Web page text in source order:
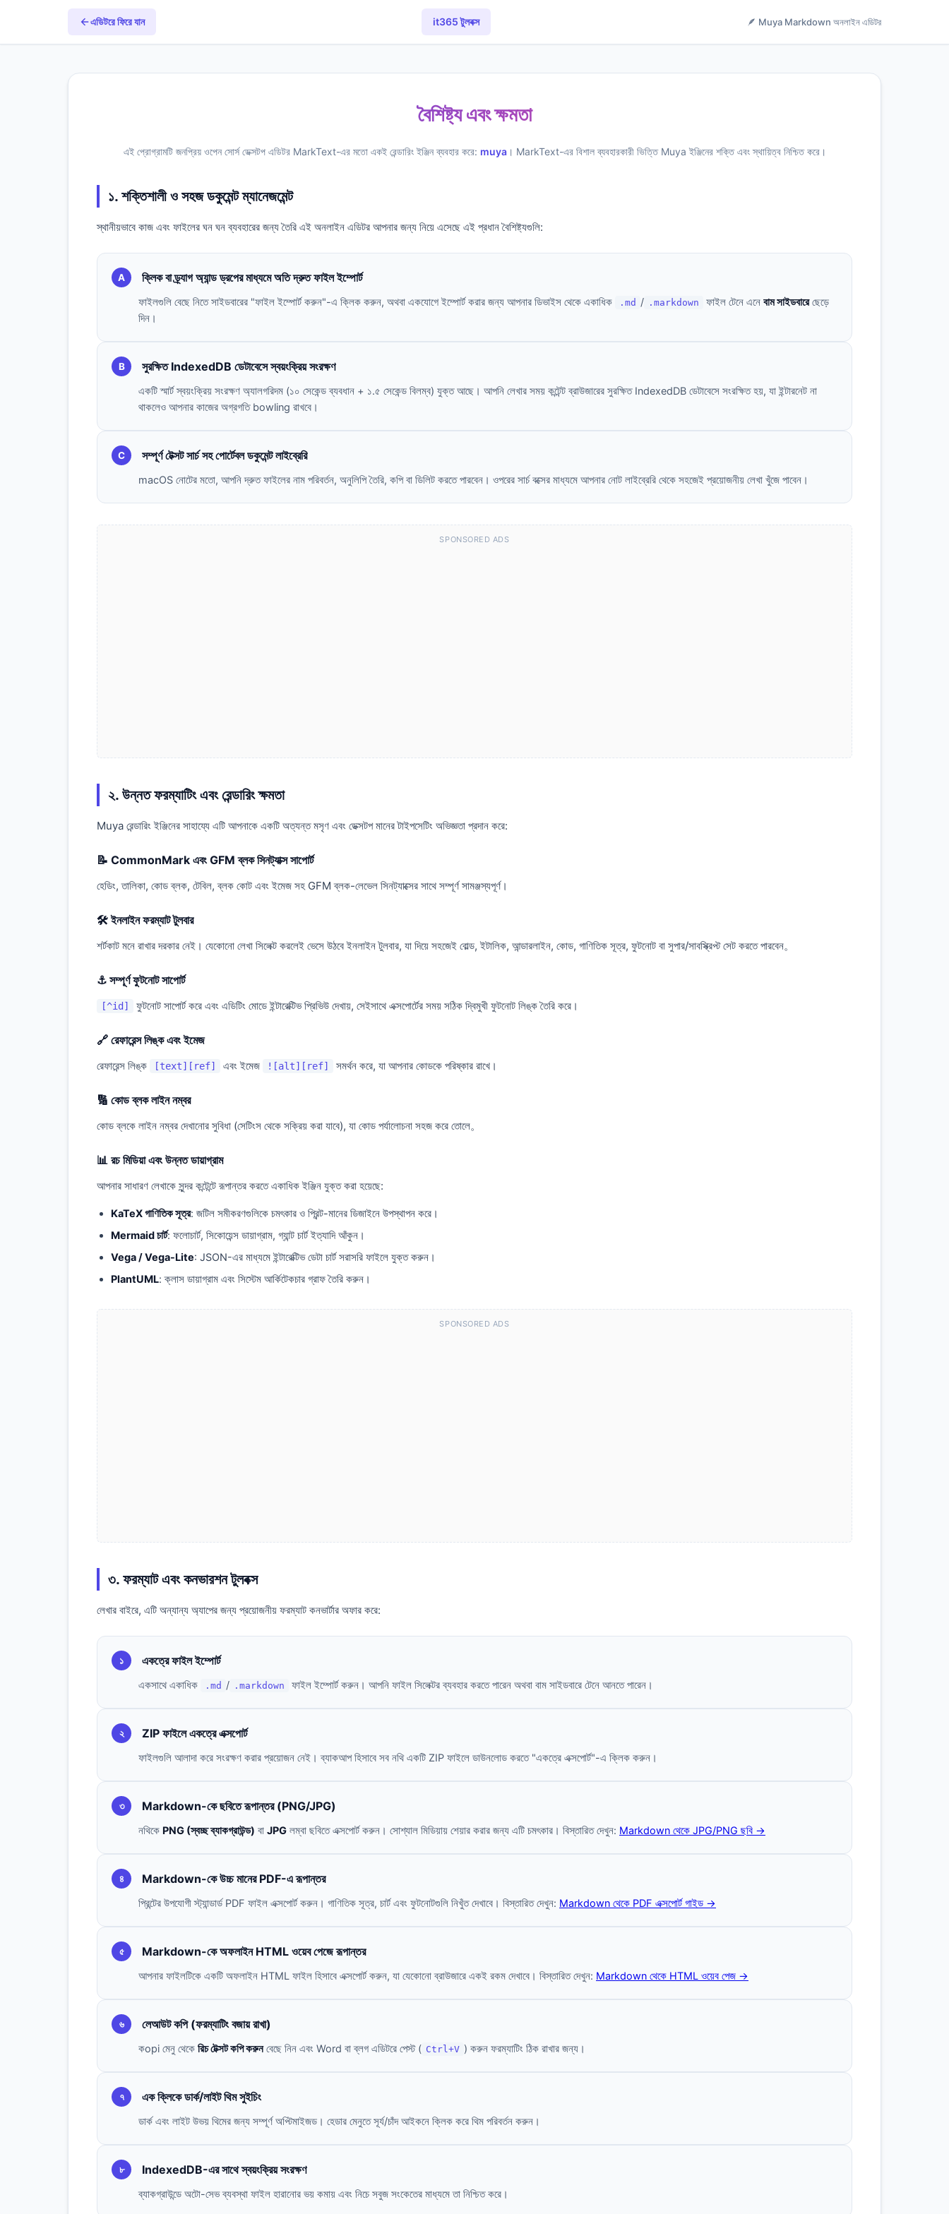
এডিটরে ফিরে যান it365 টুলবক্স 🪶 Muya Markdown অনলাইন এডিটর
বৈশিষ্ট্য এবং ক্ষমতা
এই প্রোগ্রামটি জনপ্রিয় ওপেন সোর্স ডেক্সটপ এডিটর MarkText-এর মতো একই রেন্ডারিং ইঞ্জিন ব্যবহার করে: muya। MarkText-এর বিশাল ব্যবহারকারী ভিত্তি Muya ইঞ্জিনের শক্তি এবং স্থায়িত্ব নিশ্চিত করে।
১. শক্তিশালী ও সহজ ডকুমেন্ট ম্যানেজমেন্ট
স্থানীয়ভাবে কাজ এবং ফাইলের ঘন ঘন ব্যবহারের জন্য তৈরি এই অনলাইন এডিটর আপনার জন্য নিয়ে এসেছে এই প্রধান বৈশিষ্ট্যগুলি:
A ক্লিক বা ড্র্যাগ অ্যান্ড ড্রপের মাধ্যমে অতি দ্রুত ফাইল ইম্পোর্ট
ফাইলগুলি বেছে নিতে সাইডবারের "ফাইল ইম্পোর্ট করুন"-এ ক্লিক করুন, অথবা একযোগে ইম্পোর্ট করার জন্য আপনার ডিভাইস থেকে একাধিক .md / .markdown ফাইল টেনে এনে বাম সাইডবারেছেড়ে
দিন।
B সুরক্ষিত IndexedDB ডেটাবেসে স্বয়ংক্রিয় সংরক্ষণ
একটি স্মার্ট স্বয়ংক্রিয় সংরক্ষণ অ্যালগরিদম (১০ সেকেন্ড ব্যবধান + ১.৫ সেকেন্ড বিলম্ব) যুক্ত আছে। আপনি লেখার সময় কন্টেন্ট ব্রাউজারের সুরক্ষিত IndexedDB ডেটাবেসে সংরক্ষিত হয়, যা ইন্টারনেট না
থাকলেও আপনার কাজের অগ্রগতি bowling রাখবে।
C সম্পূর্ণ টেক্সট সার্চ সহ পোর্টেবল ডকুমেন্ট লাইব্রেরি
macOS নোটের মতো, আপনি দ্রুত ফাইলের নাম পরিবর্তন, অনুলিপি তৈরি, কপি বা ডিলিট করতে পারবেন। ওপরের সার্চ বক্সের মাধ্যমে আপনার নোট লাইব্রেরি থেকে সহজেই প্রয়োজনীয় লেখা খুঁজে পাবেন।
SPONSORED ADS
২. উন্নত ফরম্যাটিং এবং রেন্ডারিং ক্ষমতা
Muya রেন্ডারিং ইঞ্জিনের সাহায্যে এটি আপনাকে একটি অত্যন্ত মসৃণ এবং ডেক্সটপ মানের টাইপসেটিং অভিজ্ঞতা প্রদান করে:
📝 CommonMark এবং GFM ব্লক সিনট্যাক্স সাপোর্ট
হেডিং, তালিকা, কোড ব্লক, টেবিল, ব্লক কোট এবং ইমেজ সহ GFM ব্লক-লেভেল সিনট্যাক্সের সাথে সম্পূর্ণ সামঞ্জস্যপূর্ণ।
🛠️ ইনলাইন ফরম্যাট টুলবার
শর্টকাট মনে রাখার দরকার নেই। যেকোনো লেখা সিলেক্ট করলেই ভেসে উঠবে ইনলাইন টুলবার, যা দিয়ে সহজেই বোল্ড, ইটালিক, আন্ডারলাইন, কোড, গাণিতিক সূত্র, ফুটনোট বা সুপার/সাবস্ক্রিপ্ট সেট করতে পারবেন。
⚓ সম্পূর্ণ ফুটনোট সাপোর্ট
[^id] ফুটনোট সাপোর্ট করে এবং এডিটিং মোডে ইন্টারেক্টিভ প্রিভিউ দেখায়, সেইসাথে এক্সপোর্টের সময় সঠিক দ্বিমুখী ফুটনোট লিঙ্ক তৈরি করে।
🔗 রেফারেন্স লিঙ্ক এবং ইমেজ
রেফারেন্স লিঙ্ক [text][ref] এবং ইমেজ ![alt][ref] সমর্থন করে, যা আপনার কোডকে পরিষ্কার রাখে।
🔢 কোড ব্লক লাইন নম্বর
কোড ব্লকে লাইন নম্বর দেখানোর সুবিধা (সেটিংস থেকে সক্রিয় করা যাবে), যা কোড পর্যালোচনা সহজ করে তোলে。
📊 রচ মিডিয়া এবং উন্নত ডায়াগ্রাম
আপনার সাধারণ লেখাকে সুন্দর কন্টেন্টে রূপান্তর করতে একাধিক ইঞ্জিন যুক্ত করা হয়েছে:
KaTeX গাণিতিক সূত্র: জটিল সমীকরণগুলিকে চমৎকার ও প্রিন্ট-মানের ডিজাইনে উপস্থাপন করে।
Mermaid চার্ট: ফলোচার্ট, সিকোয়েন্স ডায়াগ্রাম, গ্যান্ট চার্ট ইত্যাদি আঁকুন।
Vega / Vega-Lite: JSON-এর মাধ্যমে ইন্টারেক্টিভ ডেটা চার্ট সরাসরি ফাইলে যুক্ত করুন।
PlantUML: ক্লাস ডায়াগ্রাম এবং সিস্টেম আর্কিটেকচার গ্রাফ তৈরি করুন।
SPONSORED ADS
৩. ফরম্যাট এবং কনভারশন টুলবক্স
লেখার বাইরে, এটি অন্যান্য অ্যাপের জন্য প্রয়োজনীয় ফরম্যাট কনভার্টার অফার করে:
১ একত্রে ফাইল ইম্পোর্ট
একসাথে একাধিক .md / .markdown ফাইল ইম্পোর্ট করুন। আপনি ফাইল সিলেক্টর ব্যবহার করতে পারেন অথবা বাম সাইডবারে টেনে আনতে পারেন।
২ ZIP ফাইলে একত্রে এক্সপোর্ট
ফাইলগুলি আলাদা করে সংরক্ষণ করার প্রয়োজন নেই। ব্যাকআপ হিসাবে সব নথি একটি ZIP ফাইলে ডাউনলোড করতে "একত্রে এক্সপোর্ট"-এ ক্লিক করুন।
৩ Markdown-কে ছবিতে রূপান্তর (PNG/JPG)
নথিকে PNG (স্বচ্ছ ব্যাকগ্রাউন্ড) বা JPG লম্বা ছবিতে এক্সপোর্ট করুন। সোশ্যাল মিডিয়ায় শেয়ার করার জন্য এটি চমৎকার। বিস্তারিত দেখুন: Markdown থেকে JPG/PNG ছবি →
৪ Markdown-কে উচ্চ মানের PDF-এ রূপান্তর
প্রিন্টের উপযোগী স্ট্যান্ডার্ড PDF ফাইল এক্সপোর্ট করুন। গাণিতিক সূত্র, চার্ট এবং ফুটনোটগুলি নিখুঁত দেখাবে। বিস্তারিত দেখুন: Markdown থেকে PDF এক্সপোর্ট গাইড →
৫ Markdown-কে অফলাইন HTML ওয়েব পেজে রূপান্তর
আপনার ফাইলটিকে একটি অফলাইন HTML ফাইল হিসাবে এক্সপোর্ট করুন, যা যেকোনো ব্রাউজারে একই রকম দেখাবে। বিস্তারিত দেখুন: Markdown থেকে HTML ওয়েব পেজ →
৬ লেআউট কপি (ফরম্যাটিং বজায় রাখা)
কopi মেনু থেকে রিচ টেক্সট কপি করুনবেছে নিন এবং Word বা ব্লগ এডিটরে পেস্ট ( Ctrl+V ) করুন ফরম্যাটিং ঠিক রাখার জন্য।
৭ এক ক্লিকে ডার্ক/লাইট থিম সুইচিং
ডার্ক এবং লাইট উভয় থিমের জন্য সম্পূর্ণ অপ্টিমাইজড। হেডার মেনুতে সূর্য/চাঁদ আইকনে ক্লিক করে থিম পরিবর্তন করুন।
৮ IndexedDB-এর সাথে স্বয়ংক্রিয় সংরক্ষণ
ব্যাকগ্রাউন্ডে অটো-সেভ ব্যবস্থা ফাইল হারানোর ভয় কমায় এবং নিচে সবুজ সংকেতের মাধ্যমে তা নিশ্চিত করে।